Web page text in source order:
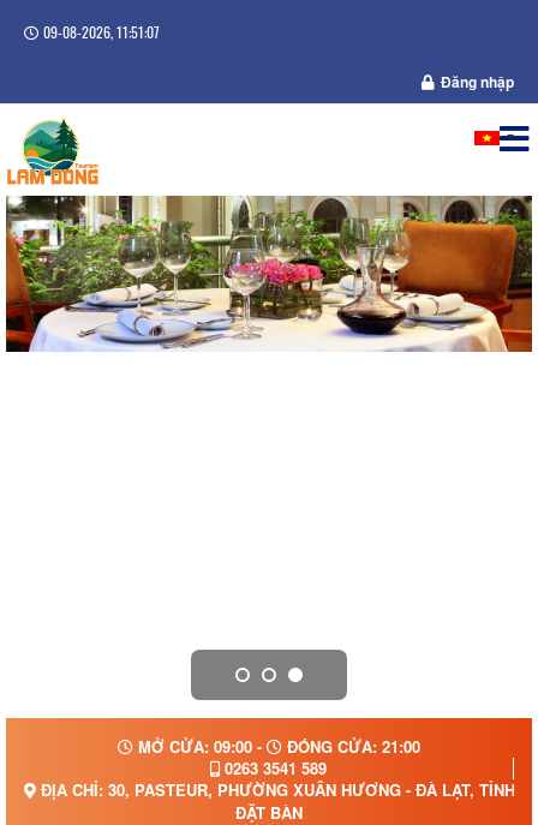
09-08-2026, 11:51:08
Đăng nhập
MỞ CỬA: 09:00 -
ĐÓNG CỬA: 21:00
0263 3541 589
ĐỊA CHỈ: 30, PASTEUR, PHƯỜNG XUÂN HƯƠNG - ĐÀ LẠT, TỈNH
ĐẶT BÀN